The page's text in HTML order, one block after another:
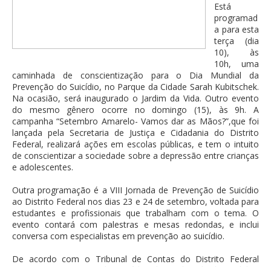
Está
programad
a para esta
terça (dia
10), às
10h, uma
caminhada de conscientização para o Dia Mundial da
Prevenção do Suicídio, no Parque da Cidade Sarah Kubitschek.
Na ocasião, será inaugurado o Jardim da Vida. Outro evento
do mesmo gênero ocorre no domingo (15), às 9h. A
campanha “Setembro Amarelo- Vamos dar as Mãos?”,que foi
lançada pela Secretaria de Justiça e Cidadania do Distrito
Federal, realizará ações em escolas públicas, e tem o intuito
de conscientizar a sociedade sobre a depressão entre crianças
e adolescentes.
Outra programação é a VIII Jornada de Prevenção de Suicídio
ao Distrito Federal nos dias 23 e 24 de setembro, voltada para
estudantes e profissionais que trabalham com o tema. O
evento contará com palestras e mesas redondas, e inclui
conversa com especialistas em prevenção ao suicídio.
De acordo com o Tribunal de Contas do Distrito Federal